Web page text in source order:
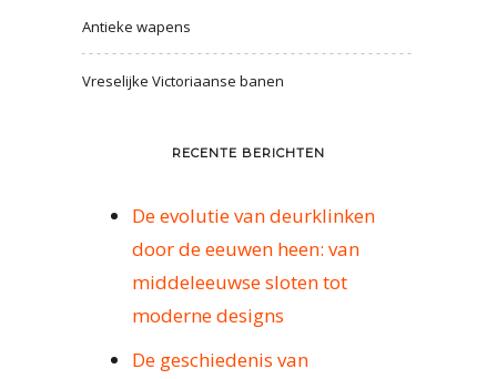
Antieke wapens
Vreselijke Victoriaanse banen
RECENTE BERICHTEN
De evolutie van deurklinken
door de eeuwen heen: van
middeleeuwse sloten tot
moderne designs
De geschiedenis van